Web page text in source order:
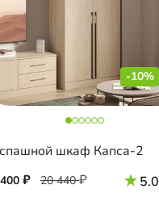
-10%
шкаф Капса-2
20 440 5.0